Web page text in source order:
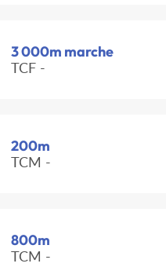
3 000m marche
TCF -
200m
TCM -
800m
TCM -